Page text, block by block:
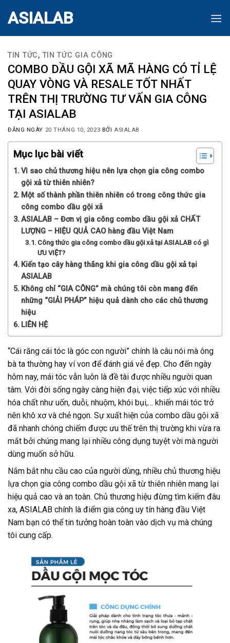
ASIALAB
TIN TỨC,TIN TỨC GIA CÔNG
COMBO DẦU GỘI XÃ MÃ HÀNG CÓ TỈ LỆ
QUAY VÒNG VÀ RESALE TỐT NHẤT
TRÊN THỊ TRƯỜNG TƯ VẤN GIA CÔNG
TẠI ASIALAB
ĐĂNG NGÀY 20 THÁNG 10, 2023 BỞI ASIALAB
Mục lục bài viết
Vì sao chủ thương hiệu nên lựa chọn gia công combo
gội xả từ thiên nhiên?
Một số thành phần thiên nhiên có trong công thức gia
công combo dầu gội xã
ASIALAB – Đơn vị gia công combo dầu gội xả CHẤT
LƯỢNG – HIỆU QUẢ CAO hàng đầu Việt Nam
Công thức gia công combo dầu gội xả tại ASIALAB có gì
ƯU VIỆT?
Kiến tạo cây hàng thắng khi gia công dầu gội xả tại
ASIALAB
Không chỉ “GIA CÔNG” mà chúng tôi còn mang đến
những “GIẢI PHÁP” hiệu quả dành cho các chủ thương
hiệu
LIÊN HỆ
“Cái răng cái tóc là góc con người” chính là câu nói mà ông
bà ta thường hay ví von để đánh giá vẻ đẹp. Cho đến ngày
hôm nay, mái tóc vẫn luôn là đề tài được nhiều người quan
tâm. Với đời sống ngày càng hiện đại, việc tiếp xúc với nhiều
hóa chất như uốn, duỗi, nhuộm, khói bụi,… khiến mái tóc trở
nên khô xơ và chẻ ngọn. Sự xuất hiện của combo dầu gội xã
đã nhanh chóng chiếm được ưu thế trên thị trường khi vừa ra
mắt bởi chúng mang lại nhiều công dụng tuyệt vời mà người
dùng muốn sở hữu.
Nắm bắt nhu cầu cao của người dùng, nhiều chủ thương hiệu
lựa chọn gia công combo dầu gội xã từ thiên nhiên mang lại
hiệu quả cao và an toàn. Chủ thương hiệu đừng tìm kiếm đâu
xa, ASIALAB chính là điểm gia công uy tín hàng đầu Việt
Nam bạn có thể tin tưởng hoàn toàn vào dịch vụ mà chúng
tôi cung cấp.